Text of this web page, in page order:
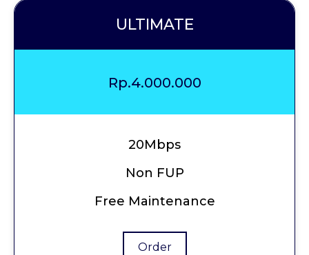
ULTIMATE
Rp.4.000.000
20Mbps
Non FUP
Free Maintenance
Order